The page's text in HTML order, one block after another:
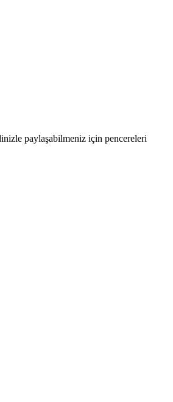
paylaşabilmeniz için pencereleri